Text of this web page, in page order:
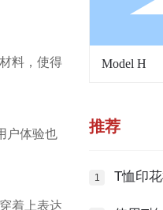
料，使得
户体验也
着上表达
Model H
推荐
T恤印